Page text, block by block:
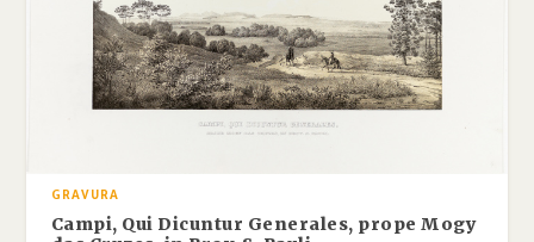
GRAVURA
Campi, Qui Dicuntur Generales, prope Mogy